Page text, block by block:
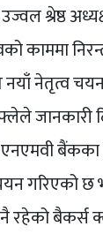
श्रेष्ठ
काममा
नयाँ नेतृत्व
जानकारी
एनएमवी
गरिएको छ
रहेको